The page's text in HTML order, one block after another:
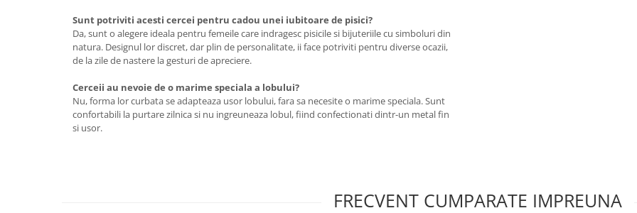
Sunt potriviti acesti cercei pentru cadou unei iubitoare de pisici?
Da, sunt o alegere ideala pentru femeile care indragesc pisicile si bijuteriile cu simboluri din
natura. Designul lor discret, dar plin de personalitate, ii face potriviti pentru diverse ocazii,
de la zile de nastere la gesturi de apreciere.
Cerceii au nevoie de o marime speciala a lobului?
Nu, forma lor curbata se adapteaza usor lobului, fara sa necesite o marime speciala. Sunt
confortabili la purtare zilnica si nu ingreuneaza lobul, fiind confectionati dintr-un metal fin
si usor.
FRECVENT CUMPARATE IMPREUNA